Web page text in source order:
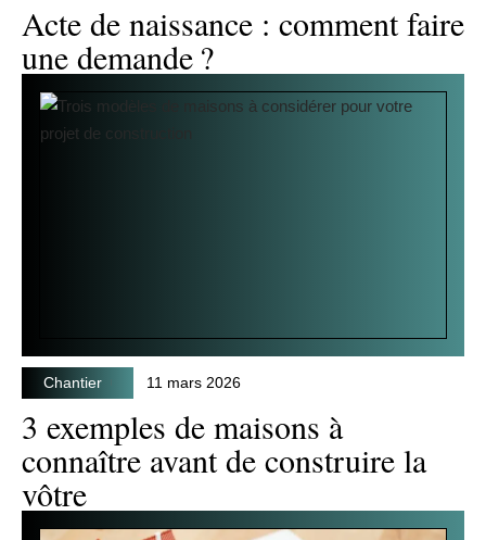
Acte de naissance : comment faire
une demande ?
Chantier 11 mars 2026
3 exemples de maisons à
connaître avant de construire la
vôtre